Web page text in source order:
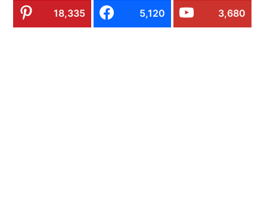
18,335 5,120 3,680